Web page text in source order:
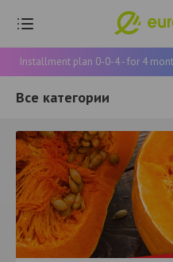
Installment plan 0-0-4 - for 4
Все категории